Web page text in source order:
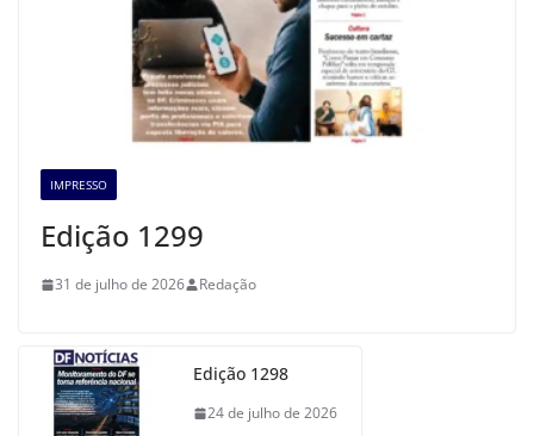
IMPRESSO
Edição 1299
31 de julho de 2026 Redação
Edição 1298
24 de julho de 2026